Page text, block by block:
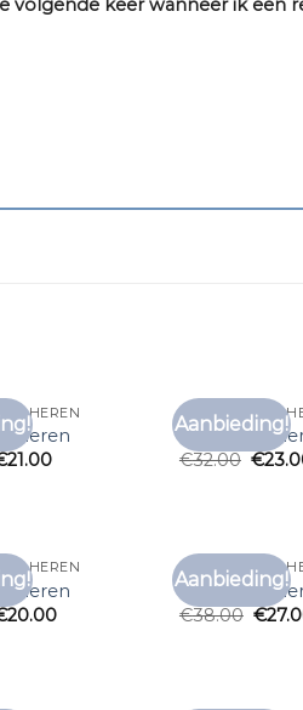
volgende keer wanneer ik een
Toevoegen
HEREN
heren
21.00
Aanbieding!
GRIJS T SHIRT
grijs t shirt
€32.00 €
Toevoegen
HEREN
heren
20.00
Aanbieding!
GRIJS T SHIRT
grijs t shirt
€38.00 €